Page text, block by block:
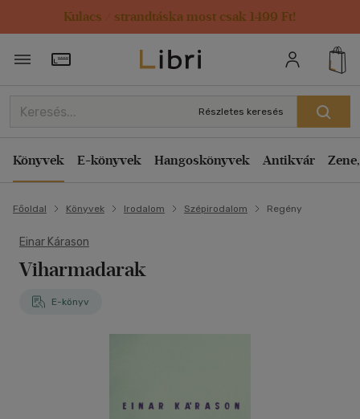
Kulacs / strandtáska most csak 1499 Ft!
Törzsvásárlói Kártya adatai
Részletes keresés
Könyvek E-könyvek Hangoskönyvek Antikvár
Főoldal Könyvek Irodalom Szépirodalom Regény
Einar Kárason
Viharmadarak
E-könyv